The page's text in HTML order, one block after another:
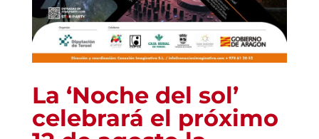
La ‘Noche del sol’
celebrará el próximo